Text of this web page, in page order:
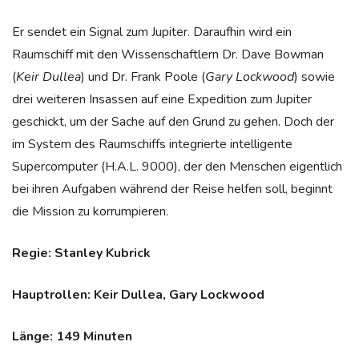
Er sendet ein Signal zum Jupiter. Daraufhin wird ein
Raumschiff mit den Wissenschaftlern Dr. Dave Bowman
(Keir Dullea) und Dr. Frank Poole (Gary Lockwood) sowie
drei weiteren Insassen auf eine Expedition zum Jupiter
geschickt, um der Sache auf den Grund zu gehen. Doch der
im System des Raumschiffs integrierte intelligente
Supercomputer (H.A.L. 9000), der den Menschen eigentlich
bei ihren Aufgaben während der Reise helfen soll, beginnt
die Mission zu korrumpieren.
Regie: Stanley Kubrick
Hauptrollen: Keir Dullea, Gary Lockwood
Länge: 149 Minuten